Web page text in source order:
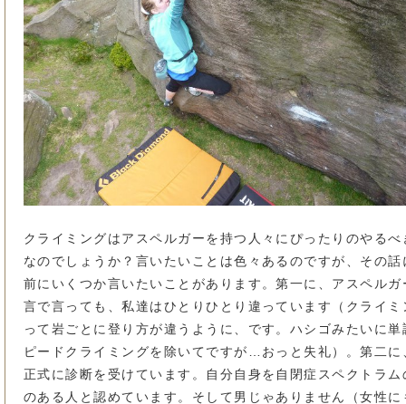
クライミングはアスペルガーを持つ人々にぴったりのやるべ
なのでしょうか？言いたいことは色々あるのですが、その話
前にいくつか言いたいことがあります。第一に、アスペルガ
言で言っても、私達はひとりひとり違っています（クライミ
って岩ごとに登り方が違うように、です。ハシゴみたいに単
ピードクライミングを除いてですが…おっと失礼）。第二に
正式に診断を受けています。自分自身を自閉症スペクトラム
のある人と認めています。そして男じゃありません（女性に